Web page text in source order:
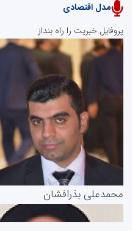
پایگاه خبری نهضت ملی مسکن
پایگاه خبری گفتمان یزد
سازمان بورس و اوراق بهادار
مرجع اخبار موثق در بازارسرمایه
مدل اقتصادی
پروفایل خبریت را راه بنداز
محمدعلی بذرافشان